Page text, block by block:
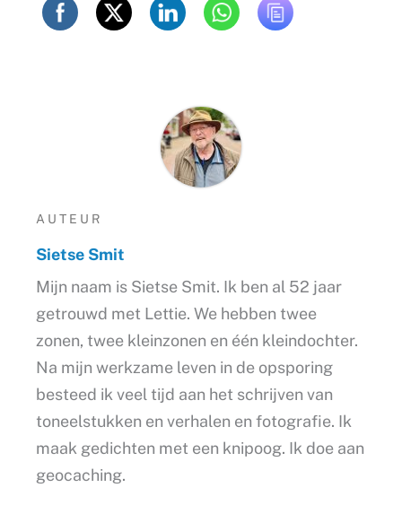
AUTEUR
Sietse Smit
Mijn naam is Sietse Smit. Ik ben al 52 jaar
getrouwd met Lettie. We hebben twee
zonen, twee kleinzonen en één kleindochter.
Na mijn werkzame leven in de opsporing
besteed ik veel tijd aan het schrijven van
toneelstukken en verhalen en fotografie. Ik
maak gedichten met een knipoog. Ik doe aan
geocaching.